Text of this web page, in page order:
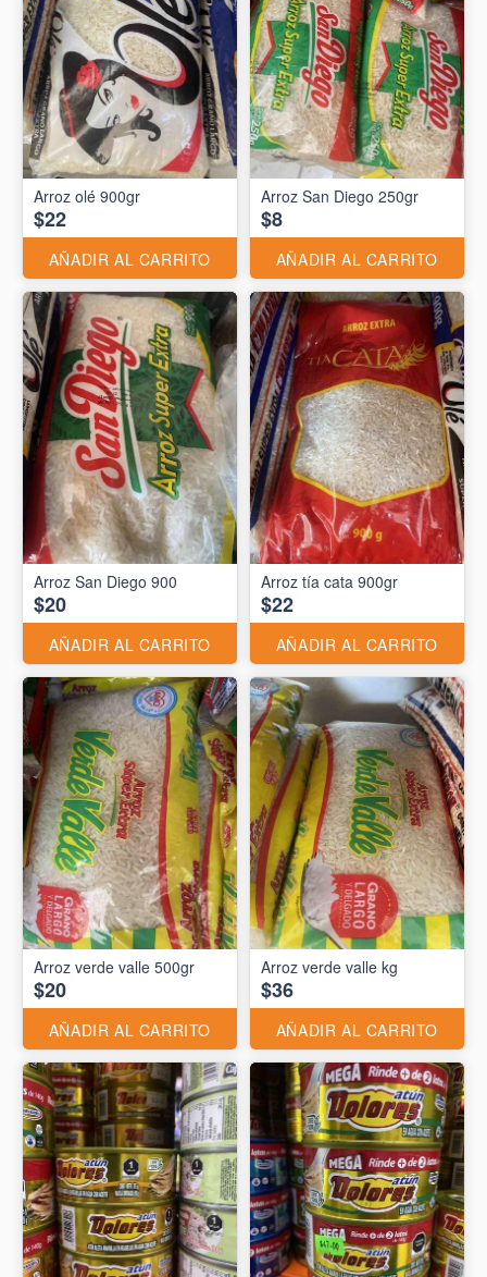
Arroz olé 900gr
$22
AÑADIR AL CARRITO
Arroz San Diego 250gr
$8
AÑADIR AL CARRITO
Arroz San Diego 900
$20
AÑADIR AL CARRITO
Arroz tía cata 900gr
$22
AÑADIR AL CARRITO
Arroz verde valle 500gr
$20
AÑADIR AL CARRITO
Arroz verde valle kg
$36
AÑADIR AL CARRITO